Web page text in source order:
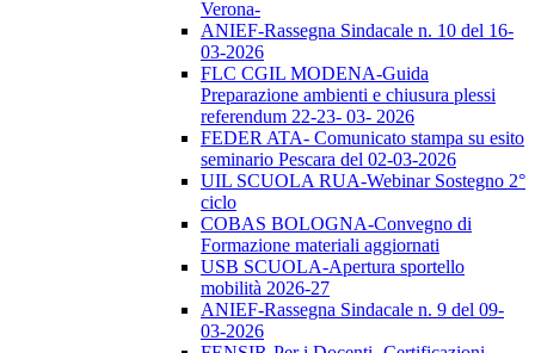
Verona-
ANIEF-Rassegna Sindacale n. 10 del 16-
03-2026
FLC CGIL MODENA-Guida
Preparazione ambienti e chiusura plessi
referendum 22-23- 03- 2026
FEDER ATA- Comunicato stampa su esito
seminario Pescara del 02-03-2026
UIL SCUOLA RUA-Webinar Sostegno 2°
ciclo
COBAS BOLOGNA-Convegno di
Formazione materiali aggiornati
USB SCUOLA-Apertura sportello
mobilità 2026-27
ANIEF-Rassegna Sindacale n. 9 del 09-
03-2026